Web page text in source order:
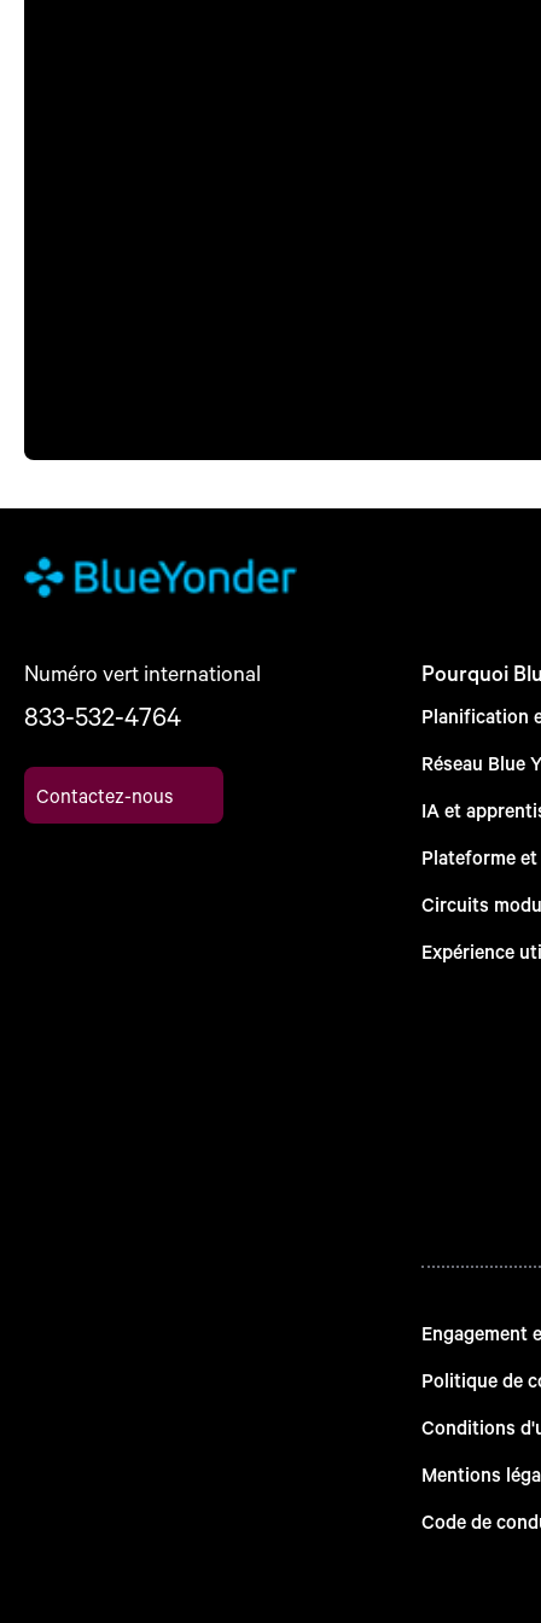
Numéro vert international
833-532-4764
Contactez-nous
Pourquoi
Planification
Réseau Blue
IA et
Plateforme
Circuits
Expérience
Engagement
Politique de
Conditions
Mentions
Code de